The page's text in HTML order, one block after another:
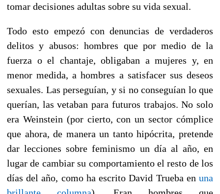
tomar decisiones adultas sobre su vida sexual.
Todo esto empezó con denuncias de verdaderos
delitos y abusos: hombres que por medio de la
fuerza o el chantaje, obligaban a mujeres y, en
menor medida, a hombres a satisfacer sus deseos
sexuales. Las perseguían, y si no conseguían lo que
querían, las vetaban para futuros trabajos. No solo
era Weinstein (por cierto, con un sector cómplice
que ahora, de manera un tanto hipócrita, pretende
dar lecciones sobre feminismo un día al año, en
lugar de cambiar su comportamiento el resto de los
días del año, como ha escrito David Trueba en una